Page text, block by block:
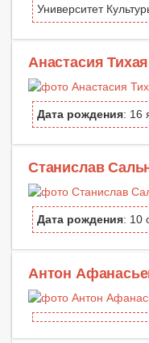
Университет
Анастасия Тихая
Дата рождения: 16
Станислав
Дата рождения: 10
Антон